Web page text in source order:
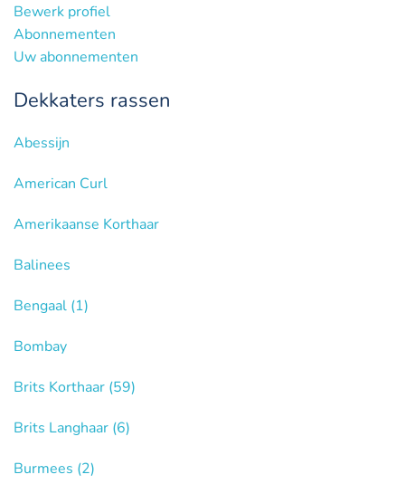
Bewerk profiel
Abonnementen
Uw abonnementen
Dekkaters rassen
Abessijn
American Curl
Amerikaanse Korthaar
Balinees
Bengaal (1)
Bombay
Brits Korthaar (59)
Brits Langhaar (6)
Burmees (2)